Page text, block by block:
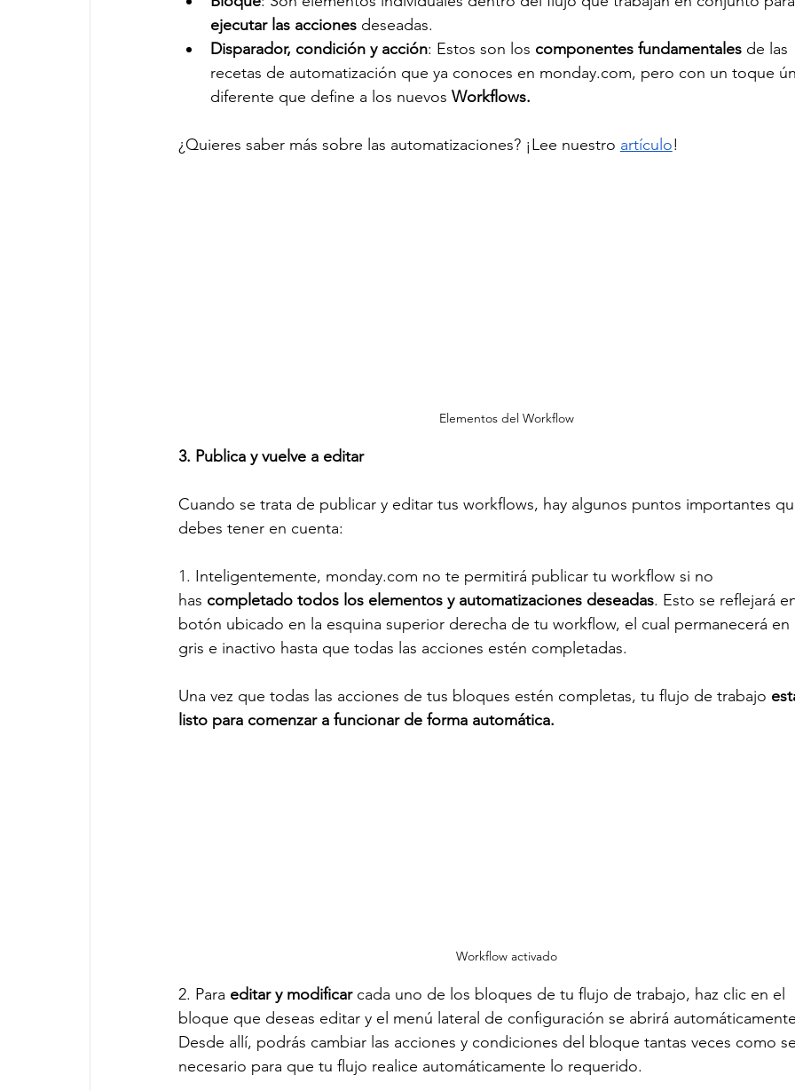
ejecutar las acciones deseadas.
Disparador, condición y acción: Estos son los componentes fundamentales de las
recetas de automatización que ya conoces en monday.com, pero con un toque
diferente que define a los nuevos Workflows.
¿Quieres saber más sobre las automatizaciones? ¡Lee nuestro artículo!
Elementos del Workflow
3. Publica y vuelve a editar
Cuando se trata de publicar y editar tus workflows, hay algunos puntos importantes
debes tener en cuenta:
1. Inteligentemente, monday.com no te permitirá publicar tu workflow si no
has completado todos los elementos y automatizaciones deseadas. Esto se reflejará
botón ubicado en la esquina superior derecha de tu workflow, el cual permanecerá
gris e inactivo hasta que todas las acciones estén completadas.
Una vez que todas las acciones de tus bloques estén completas, tu flujo de trabajo
listo para comenzar a funcionar de forma automática.
Workflow activado
2. Para editar y modificar cada uno de los bloques de tu flujo de trabajo, haz clic en el
bloque que deseas editar y el menú lateral de configuración se abrirá
Desde allí, podrás cambiar las acciones y condiciones del bloque tantas veces como
necesario para que tu flujo realice automáticamente lo requerido.